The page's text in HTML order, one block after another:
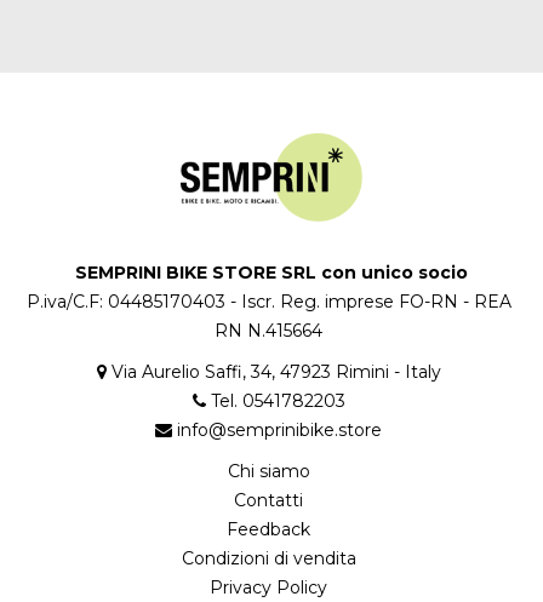
SEMPRINI BIKE STORE SRL con unico socio
P.iva/C.F: 04485170403 - Iscr. Reg. imprese FO-RN - REA
RN N.415664
Via Aurelio Saffi, 34, 47923 Rimini - Italy
Tel. 0541782203
info@semprinibike.store
Chi siamo
Contatti
Feedback
Condizioni di vendita
Privacy Policy